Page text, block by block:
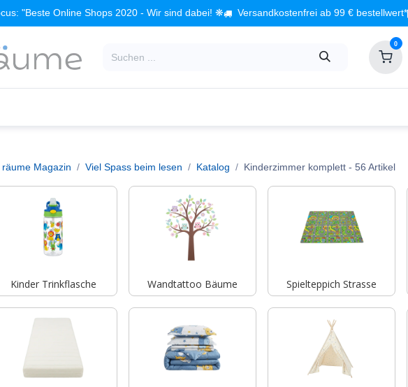
"Beste Online Shops 2020 - Wir sind dabei! ❋ Versandkostenfrei ab 99 € bestellwert*
0
räume Magazin Viel Spass beim lesen Katalog Kinderzimmer komplett- 56 Artikel
Kinder Trinkflasche Wandtattoo Bäume Spielteppich Strasse